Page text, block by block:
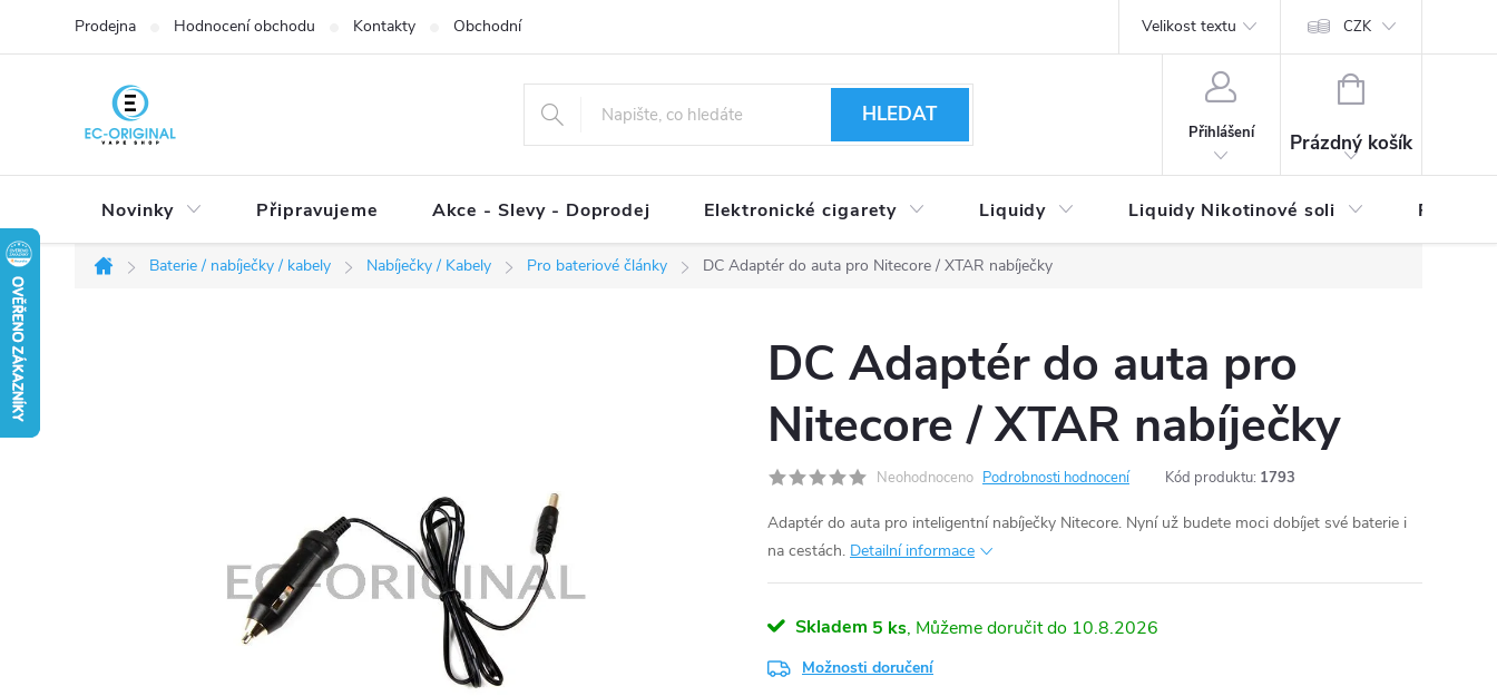
Prodejna Hodnocení obchodu Kontakty Obchodní podmínky Reklamační řád Vrácení zboží a reklamace
Velikost textu CZK
HLEDAT
Přihlášení
NÁKUPNÍ
Prázdný košík
Novinky Připravujeme Akce - Slevy - Doprodej Elektronické cigarety Liquidy Liquidy Nikotinové soli
Domů
Baterie / nabíječky / kabely Nabíječky / Kabely Pro bateriové články DC Adaptér do auta pro Nitecore / XTAR nabíječky
DC Adaptér do auta pro
Nitecore / XTAR nabíječky
Neohodnoceno Podrobnosti hodnocení Kód produktu: 1793
Adaptér do auta pro inteligentní nabíječky Nitecore. Nyní už budete moci dobíjet své baterie i
na cestách. Detailní informace
Skladem 5 ks 10.8.2026
Možnosti doručení